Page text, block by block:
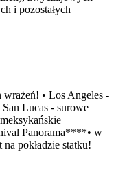
i pozostałych
• Los Angeles -
Lucas - surowe
Panorama****• w
pokładzie statku!